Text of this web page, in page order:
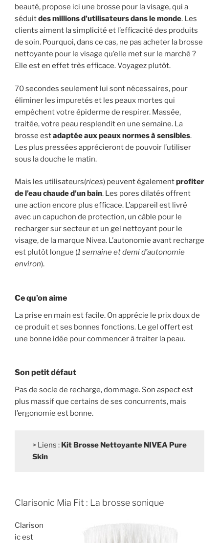
beauté, propose ici une brosse pour la visage, qui a
séduitdes millions d’utilisateurs dans le monde. Les
clients aiment la simplicité et l’efficacité des produits
de soin. Pourquoi, dans ce cas, ne pas acheter la brosse
nettoyante pour le visage qu’elle met sur le marché ?
Elle est en effet très efficace. Voyagez plutôt.
70 secondes seulement lui sont nécessaires, pour
éliminer les impuretés et les peaux mortes qui
empêchent votre épiderme de respirer. Massée,
traitée, votre peau resplendit en une semaine. La
brosse estadaptée aux peaux normes à sensibles.
Les plus pressées apprécieront de pouvoir l’utiliser
sous la douche le matin.
Mais les utilisateurs(rices) peuvent égalementprofiter
de l’eau chaude d’un bain. Les pores dilatés offrent
une action encore plus efficace. L’appareil est livré
avec un capuchon de protection, un câble pour le
recharger sur secteur et un gel nettoyant pour le
visage, de la marque Nivea. L’autonomie avant recharge
est plutôt longue (1 semaine et demi d’autonomie
environ).
Ce qu’on aime
La prise en main est facile. On apprécie le prix doux de
ce produit et ses bonnes fonctions. Le gel offert est
une bonne idée pour commencer à traiter la peau.
Son petit défaut
Pas de socle de recharge, dommage. Son aspect est
plus massif que certains de ses concurrents, mais
l’ergonomie est bonne.
> Liens : Kit Brosse Nettoyante NIVEA Pure
Skin
Clarisonic Mia Fit : La brosse sonique
Clarison
ic est